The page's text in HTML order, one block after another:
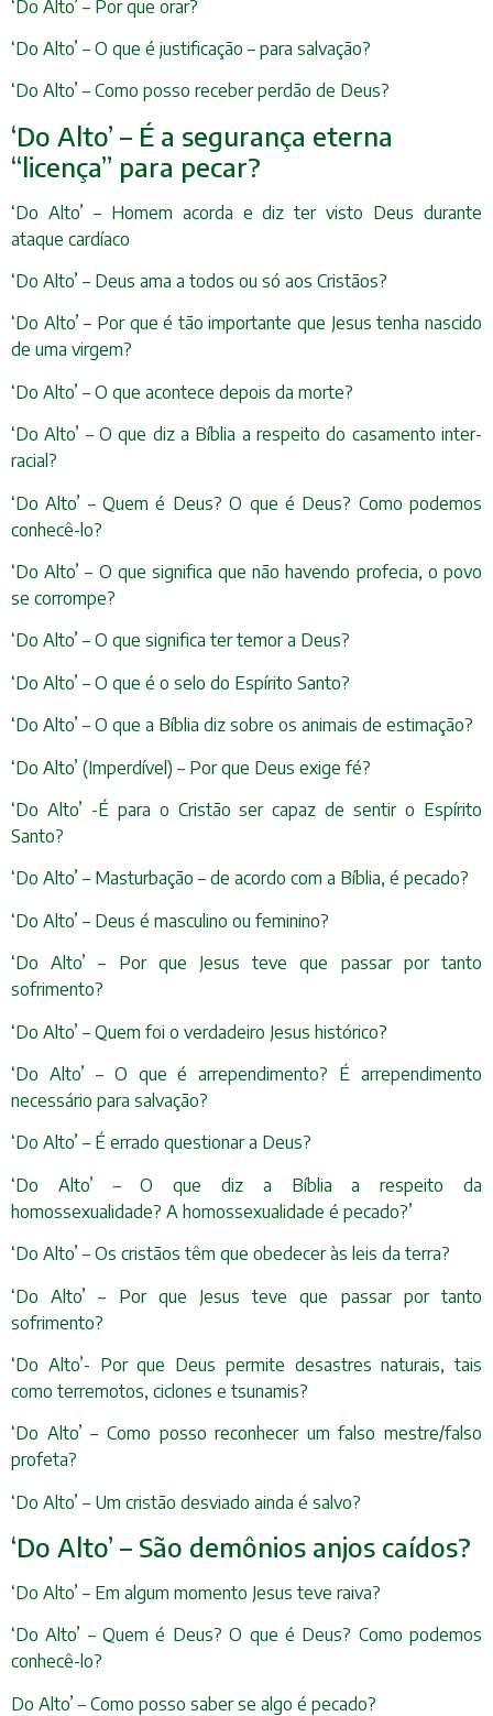
‘Do Alto’ – Por que orar?
‘Do Alto’ – O que é justificação – para salvação?
‘Do Alto’ – Como posso receber perdão de Deus?
‘Do Alto’ – É a segurança eterna
“licença” para pecar?
‘Do Alto’ – Homem acorda e diz ter visto Deus durante
ataque cardíaco
‘Do Alto’ – Deus ama a todos ou só aos Cristãos?
‘Do Alto’ – Por que é tão importante que Jesus tenha nascido
de uma virgem?
‘Do Alto’ – O que acontece depois da morte?
‘Do Alto’ – O que diz a Bíblia a respeito do casamento inter-
racial?
‘Do Alto’ – Quem é Deus? O que é Deus? Como podemos
conhecê-lo?
‘Do Alto’ – O que significa que não havendo profecia, o povo
se corrompe?
‘Do Alto’ – O que significa ter temor a Deus?
‘Do Alto’ – O que é o selo do Espírito Santo?
‘Do Alto’ – O que a Bíblia diz sobre os animais de estimação?
‘Do Alto’ (Imperdível) – Por que Deus exige fé?
‘Do Alto’ -É para o Cristão ser capaz de sentir o Espírito
Santo?
‘Do Alto’ – Masturbação – de acordo com a Bíblia, é pecado?
‘Do Alto’ – Deus é masculino ou feminino?
‘Do Alto’ – Por que Jesus teve que passar por tanto
sofrimento?
‘Do Alto’ – Quem foi o verdadeiro Jesus histórico?
‘Do Alto’ – O que é arrependimento? É arrependimento
necessário para salvação?
‘Do Alto’ – É errado questionar a Deus?
‘Do Alto’ – O que diz a Bíblia a respeito da
homossexualidade? A homossexualidade é pecado?’
‘Do Alto’ – Os cristãos têm que obedecer às leis da terra?
‘Do Alto’ – Por que Jesus teve que passar por tanto
sofrimento?
‘Do Alto’- Por que Deus permite desastres naturais, tais
como terremotos, ciclones e tsunamis?
‘Do Alto’ – Como posso reconhecer um falso mestre/falso
profeta?
‘Do Alto’ – Um cristão desviado ainda é salvo?
‘Do Alto’ – São demônios anjos caídos?
‘Do Alto’ – Em algum momento Jesus teve raiva?
‘Do Alto’ – Quem é Deus? O que é Deus? Como podemos
conhecê-lo?
Do Alto’ – Como posso saber se algo é pecado?